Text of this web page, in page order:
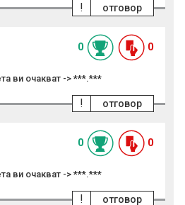
отговор
!
0 0
ви очакват -> ***.***
отговор
!
0 0
ви очакват -> ***.***
отговор
!